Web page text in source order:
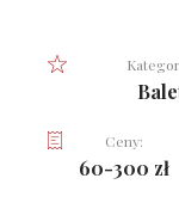
Ceny:
60-300 zł